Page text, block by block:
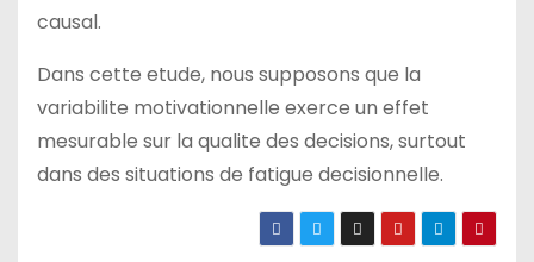
causal.
Dans cette etude, nous supposons que la
variabilite motivationnelle exerce un effet
mesurable sur la qualite des decisions, surtout
dans des situations de fatigue decisionnelle.